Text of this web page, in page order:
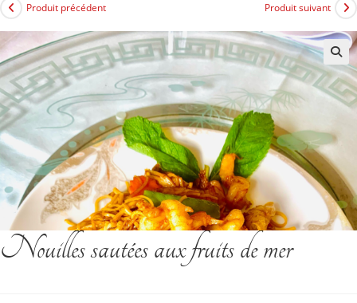
Produit précédent Produit suivant
Nouilles sautées aux fruits de mer